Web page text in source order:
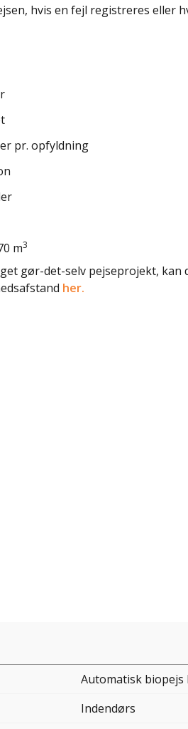
hvis en fejl registreres eller
pr. opfyldning
m3
gør-det-selv pejseprojekt,
her.
Automatisk biopejs
Indendørs